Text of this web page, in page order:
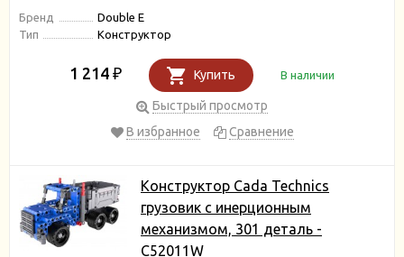
Бренд
Double E
Тип
Конструктор
1 214 ₽ Купить В наличии
Быстрый просмотр
В избранное
Сравнение
Конструктор Cada Technics
грузовик c инерционным
механизмом, 301 деталь -
C52011W